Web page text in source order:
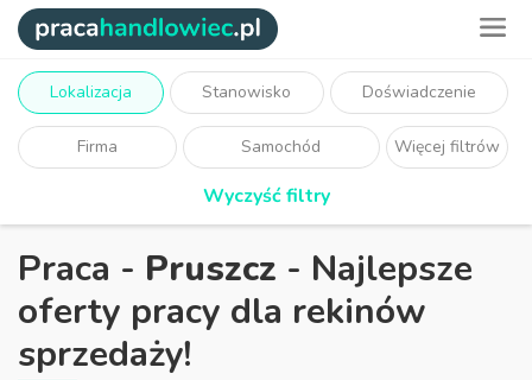
Lokalizacja Stanowisko Doświadczenie
Firma Samochód Więcej filtrów
Wyczyść filtry
Praca - Pruszcz - Najlepsze
oferty pracy dla rekinów
sprzedaży!